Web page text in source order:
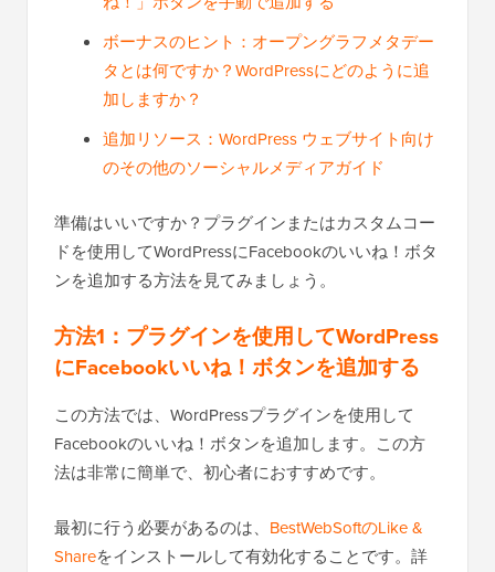
ボーナスのヒント：オープングラフメタデー
タとは何ですか？WordPressにどのように追
加しますか？
追加リソース：WordPress ウェブサイト向け
のその他のソーシャルメディアガイド
準備はいいですか？プラグインまたはカスタムコー
ドを使用してWordPressにFacebookのいいね！ボタ
ンを追加する方法を見てみましょう。
方法1：プラグインを使用してWordPress
にFacebookいいね！ボタンを追加する
この方法では、WordPressプラグインを使用して
Facebookのいいね！ボタンを追加します。この方
法は非常に簡単で、初心者におすすめです。
最初に行う必要があるのは、 BestWebSoftのLike &
Shareをインストールして有効化することです。詳